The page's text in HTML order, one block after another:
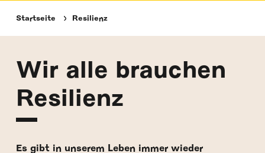
Startseite Resilienz
Wir alle brauchen
Resilienz
Es gibt in unserem Leben immer wieder